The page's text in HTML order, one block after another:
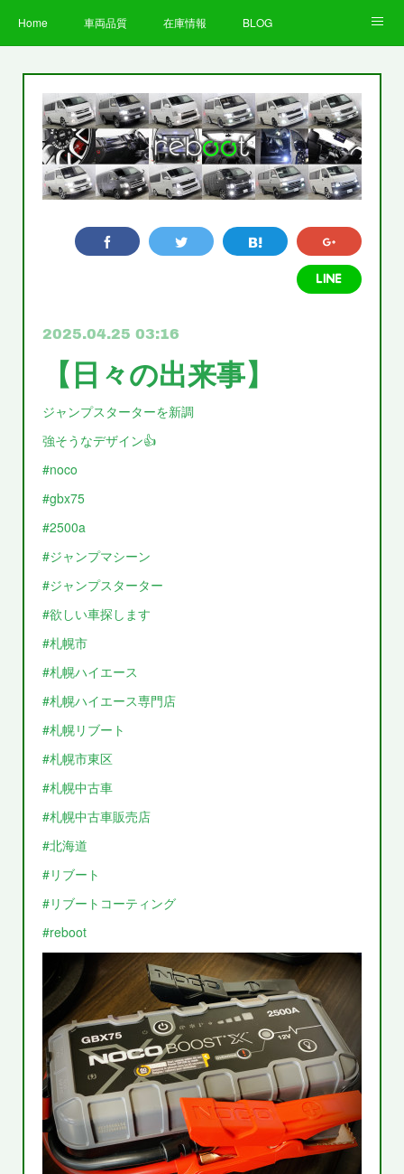
Home 車両品質 在庫情報 BLOG
お客様の声 STAFF 企業情報
プライバシーポリシー
2025.04.25 03:16
【日々の出来事】
ジャンプスターターを新調
強そうなデザイン👍
#noco
#gbx75
#2500a
#ジャンプマシーン
#ジャンプスターター
#欲しい車探します
#札幌市
#札幌ハイエース
#札幌ハイエース専門店
#札幌リブート
#札幌市東区
#札幌中古車
#札幌中古車販売店
#北海道
#リブート
#リブートコーティング
#reboot